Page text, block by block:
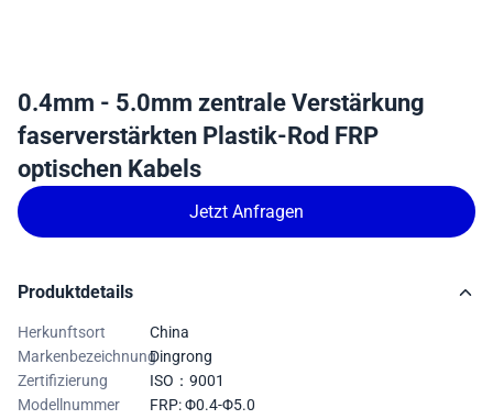
0.4mm - 5.0mm zentrale Verstärkung
faserverstärkten Plastik-Rod FRP
optischen Kabels
Jetzt Anfragen
Produktdetails
Herkunftsort
China
MarkenbezeichnungDingrong
Zertifizierung
ISO：9001
Modellnummer
FRP: Φ0.4-Φ5.0